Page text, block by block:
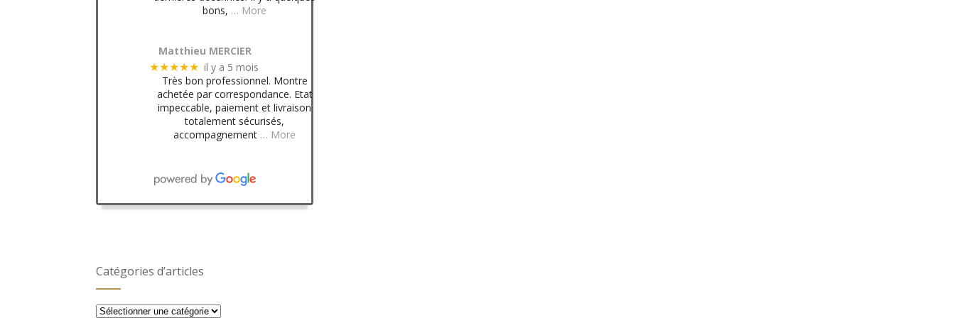
bons, … More
Matthieu MERCIER
★★★★★ il y a 5 mois
Très bon professionnel. Montre
achetée par correspondance. Etat
impeccable, paiement et livraison
totalement sécurisés,
accompagnement … More
Catégories d’articles
Catégories